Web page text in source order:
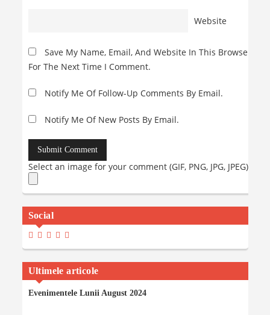
Website
Save My Name, Email, And Website In This Browser
For The Next Time I Comment.
Notify Me Of Follow-Up Comments By Email.
Notify Me Of New Posts By Email.
Select an image for your comment (GIF, PNG, JPG, JPEG):
Social
View
Profile
On
Facebook
View
Profile
On
Twitter
View
Profile
On
Instagram
View
Maria-
Iancu’s
Profile
On
View
Profile
On
YouTube
Ultimele articole
Evenimentele Lunii August 2024